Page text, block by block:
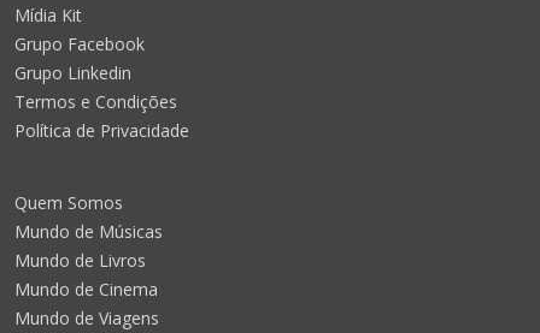
Mídia Kit
Grupo Facebook
Grupo Linkedin
Termos e Condições
Política de Privacidade
Quem Somos
Mundo de Músicas
Mundo de Livros
Mundo de Cinema
Mundo de Viagens